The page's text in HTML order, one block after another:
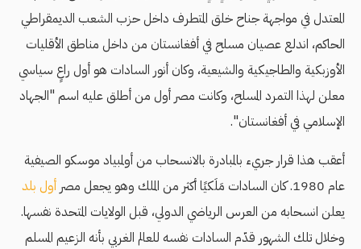
المعتدل في مواجهة جناح خلق المتطرف داخل حزب الشعب الديمقراطي
الحاكم، اندلع عصيان مسلح في أفغانستان من داخل مناطق الأقليات
الأوزبكية والطاجيكية والشيعية، وكان أنور السادات هو أول راعٍ سياسي
معلن لهذا التمرد المسلح، وكانت مصر أول من أطلق عليه اسم "الجهاد
الإسلامي في أفغانستان".
أعقب هذا قرار جريء بالمبادرة بالانسحاب من أولمبياد موسكو الصيفية
عام 1980. كان السادات مَلَكيًا أكثر من الملك وهو يجعل مصر
أول بلد
يعلن انسحابه من العرس الرياضي الدولي، قبل الولايات المتحدة نفسها.
وخلال تلك الشهور قدّم السادات نفسه للعالم الغربي بأنه الزعيم المسلم